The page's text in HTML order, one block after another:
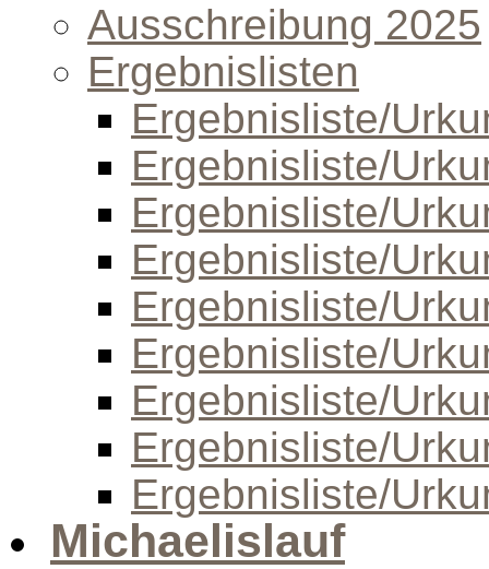
Ausschreibung 2025
Ergebnislisten
Ergebnisliste/
Ergebnisliste/
Ergebnisliste/
Ergebnisliste/
Ergebnisliste/
Ergebnisliste/
Ergebnisliste/
Ergebnisliste/
Ergebnisliste/
Michaelislauf